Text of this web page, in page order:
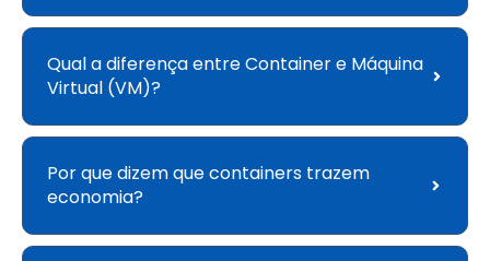
Qual a diferença entre Container e Máquina
Virtual (VM)?
Por que dizem que containers trazem
economia?